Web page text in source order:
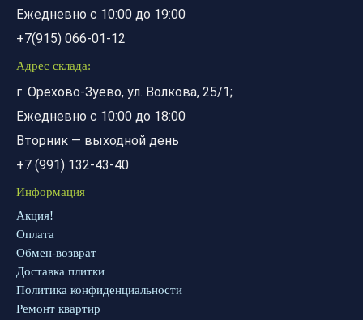
Ежедневно с 10:00 до 19:00
+7(915) 066-01-12
Адрес склада:
г. Орехово-Зуево, ул. Волкова, 25/1;
Ежедневно с 10:00 до 18:00
Вторник — выходной день
+7 (991) 132-43-40
Информация
Акция!
Оплата
Обмен-возврат
Доставка плитки
Политика конфиденциальности
Ремонт квартир